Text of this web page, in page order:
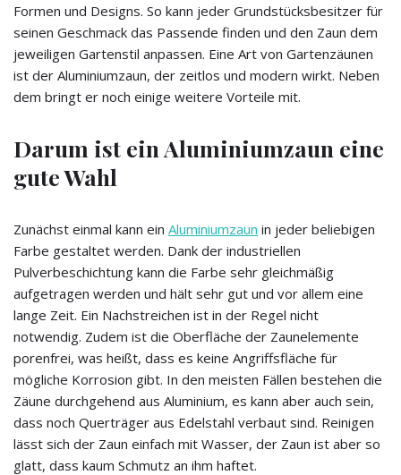
Formen und Designs. So kann jeder Grundstücksbesitzer für
seinen Geschmack das Passende finden und den Zaun dem
jeweiligen Gartenstil anpassen. Eine Art von Gartenzäunen
ist der Aluminiumzaun, der zeitlos und modern wirkt. Neben
dem bringt er noch einige weitere Vorteile mit.
Darum ist ein Aluminiumzaun eine
gute Wahl
Zunächst einmal kann ein Aluminiumzaun in jeder beliebigen
Farbe gestaltet werden. Dank der industriellen
Pulverbeschichtung kann die Farbe sehr gleichmäßig
aufgetragen werden und hält sehr gut und vor allem eine
lange Zeit. Ein Nachstreichen ist in der Regel nicht
notwendig. Zudem ist die Oberfläche der Zaunelemente
porenfrei, was heißt, dass es keine Angriffsfläche für
mögliche Korrosion gibt. In den meisten Fällen bestehen die
Zäune durchgehend aus Aluminium, es kann aber auch sein,
dass noch Querträger aus Edelstahl verbaut sind. Reinigen
lässt sich der Zaun einfach mit Wasser, der Zaun ist aber so
glatt, dass kaum Schmutz an ihm haftet.